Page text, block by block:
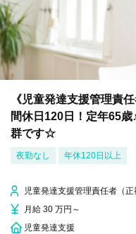
《児童発達支援管理責
間休日120日！定年65
群です☆
夜勤なし 年休120日以上
児童発達支援管理責任者（正
月給 30 万円～
児童発達支援